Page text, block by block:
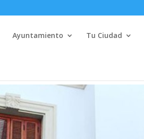
Ayuntamiento Tu Ciudad